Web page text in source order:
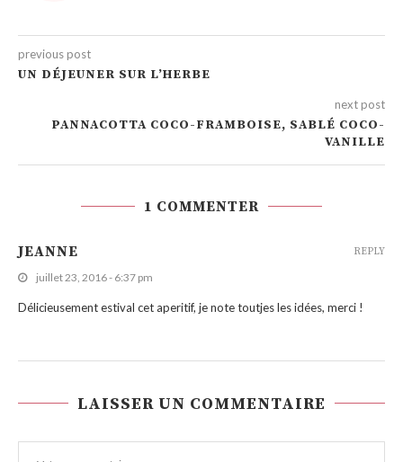
previous post
UN DÉJEUNER SUR L’HERBE
next post
PANNACOTTA COCO-FRAMBOISE, SABLÉ COCO-
VANILLE
1 COMMENTER
JEANNE
juillet 23, 2016 - 6:37 pm
Délicieusement estival cet aperitif, je note toutjes les idées, merci !
REPLY
LAISSER UN COMMENTAIRE